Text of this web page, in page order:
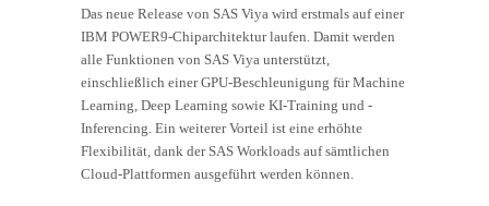
Das neue Release von SAS Viya wird erstmals auf einer
IBM POWER9-Chiparchitektur laufen. Damit werden
alle Funktionen von SAS Viya unterstützt,
einschließlich einer GPU-Beschleunigung für Machine
Learning, Deep Learning sowie KI-Training und -
Inferencing. Ein weiterer Vorteil ist eine erhöhte
Flexibilität, dank der SAS Workloads auf sämtlichen
Cloud-Plattformen ausgeführt werden können.